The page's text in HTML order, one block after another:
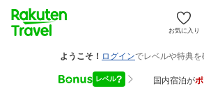
お気に入り